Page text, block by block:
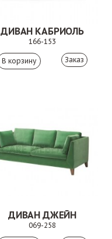
ДИВАН КАБРИОЛЬ
166-153
Заказ
ДИВАН ДЖЕЙН
069-258